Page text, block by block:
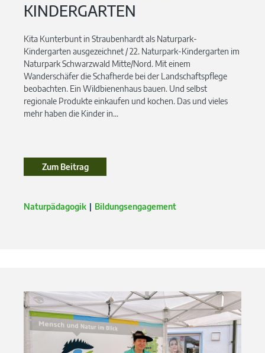
KINDERGARTEN
Kita Kunterbunt in Straubenhardt als Naturpark-
Kindergarten ausgezeichnet / 22. Naturpark-Kindergarten im
Naturpark Schwarzwald Mitte/Nord. Mit einem
Wanderschäfer die Schafherde bei der Landschaftspflege
beobachten. Ein Wildbienenhaus bauen. Und selbst
regionale Produkte einkaufen und kochen. Das und vieles
mehr haben die Kinder in...
Zum BeitragZum Beitrag
Naturpädagogik Bildungsengagement